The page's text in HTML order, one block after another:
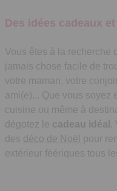
Des idées cadeaux
Vous êtes à la recherche
jamais chose facile de
votre maman, votre
ami(e)... Que vous soyez
cuisine ou même à
dégotez le cadeau idéal .
des déco de Noël pour
extérieur féériques tous